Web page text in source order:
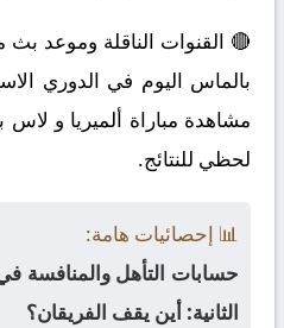
🔴 القنوات الناقلة وموعد بث
بالماس اليوم في الدوري
لحظي للنتائج.
📊 إحصائيات هامة:
حسابات التأهل والمنافسة
الثانية: أين يقف الفريقان؟